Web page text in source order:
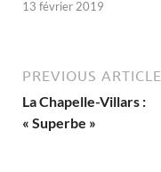
13 février 2019
PREVIOUS ARTICLE
La Chapelle-Villars :
« Superbe »